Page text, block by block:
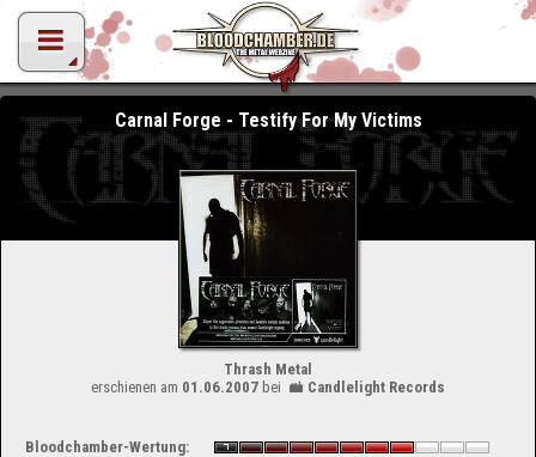
Carnal Forge - Testify For My Victims
Thrash Metal
erschienen am 01.06.2007 bei Candlelight Records
Bloodchamber-Wertung: